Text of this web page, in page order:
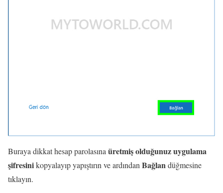
Buraya dikkat hesap parolasına üretmiş olduğunuz uygulama
şifresinikopyalayıp yapıştırın ve ardından Bağlandüğmesine
tıklayın.